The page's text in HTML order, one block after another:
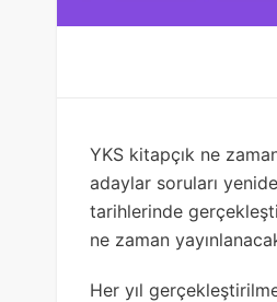
YKS kitapçık ne
adaylar soruları
tarihlerinde
ne zaman
Her yıl